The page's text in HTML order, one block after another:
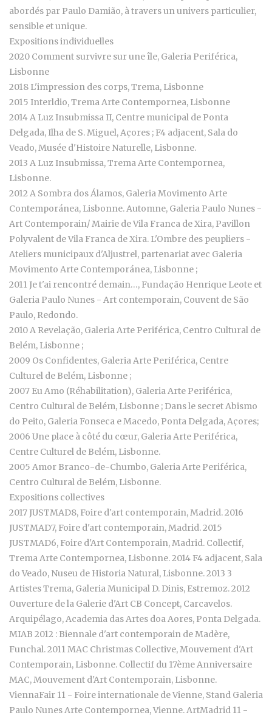
abordés par Paulo Damião, à travers un univers particulier,
sensible et unique.
Expositions individuelles
2020 Comment survivre sur une île, Galeria Periférica,
Lisbonne
2018 L'impression des corps, Trema, Lisbonne
2015 Interldio, Trema Arte Contempornea, Lisbonne
2014 A Luz Insubmissa II, Centre municipal de Ponta
Delgada, Ilha de S. Miguel, Açores ; F4 adjacent, Sala do
Veado, Musée d'Histoire Naturelle, Lisbonne.
2013 A Luz Insubmissa, Trema Arte Contempornea,
Lisbonne.
2012 A Sombra dos Álamos, Galeria Movimento Arte
Contemporánea, Lisbonne. Automne, Galeria Paulo Nunes -
Art Contemporain/ Mairie de Vila Franca de Xira, Pavillon
Polyvalent de Vila Franca de Xira. L'Ombre des peupliers -
Ateliers municipaux d'Aljustrel, partenariat avec Galeria
Movimento Arte Contemporánea, Lisbonne ;
2011 Je t'ai rencontré demain…, Fundação Henrique Leote et
Galeria Paulo Nunes - Art contemporain, Couvent de São
Paulo, Redondo.
2010 A Revelação, Galeria Arte Periférica, Centro Cultural de
Belém, Lisbonne ;
2009 Os Confidentes, Galeria Arte Periférica, Centre
Culturel de Belém, Lisbonne ;
2007 Eu Amo (Réhabilitation), Galeria Arte Periférica,
Centro Cultural de Belém, Lisbonne ; Dans le secret Abismo
do Peito, Galeria Fonseca e Macedo, Ponta Delgada, Açores;
2006 Une place à côté du cœur, Galeria Arte Periférica,
Centre Culturel de Belém, Lisbonne.
2005 Amor Branco-de-Chumbo, Galeria Arte Periférica,
Centro Cultural de Belém, Lisbonne.
Expositions collectives
2017 JUSTMAD8, Foire d'art contemporain, Madrid. 2016
JUSTMAD7, Foire d'art contemporain, Madrid. 2015
JUSTMAD6, Foire d'Art Contemporain, Madrid. Collectif,
Trema Arte Contempornea, Lisbonne. 2014 F4 adjacent, Sala
do Veado, Nuseu de Historia Natural, Lisbonne. 2013 3
Artistes Trema, Galeria Municipal D. Dinis, Estremoz. 2012
Ouverture de la Galerie d'Art CB Concept, Carcavelos.
Arquipélago, Academia das Artes doa Aores, Ponta Delgada.
MIAB 2012 : Biennale d'art contemporain de Madère,
Funchal. 2011 MAC Christmas Collective, Mouvement d'Art
Contemporain, Lisbonne. Collectif du 17ème Anniversaire
MAC, Mouvement d'Art Contemporain, Lisbonne.
ViennaFair 11 - Foire internationale de Vienne, Stand Galeria
Paulo Nunes Arte Contempornea, Vienne. ArtMadrid 11 -